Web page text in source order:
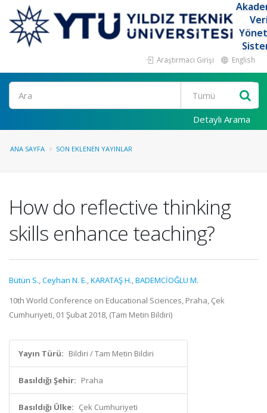
Araştırmacı Girişi English
Ara
Detaylı Arama
ANA SAYFA SON EKLENEN YAYINLAR
How do reflective thinking
skills enhance teaching?
Bütün S.,Ceyhan N. E.,KARATAŞ H.,BADEMCİOĞLU M.
10th World Conference on Educational Sciences, Praha, Çek
Cumhuriyeti, 01 Şubat 2018, (Tam Metin Bildiri)
Yayın Türü: Bildiri / Tam Metin Bildiri
Basıldığı Şehir: Praha
Basıldığı Ülke: Çek Cumhuriyeti